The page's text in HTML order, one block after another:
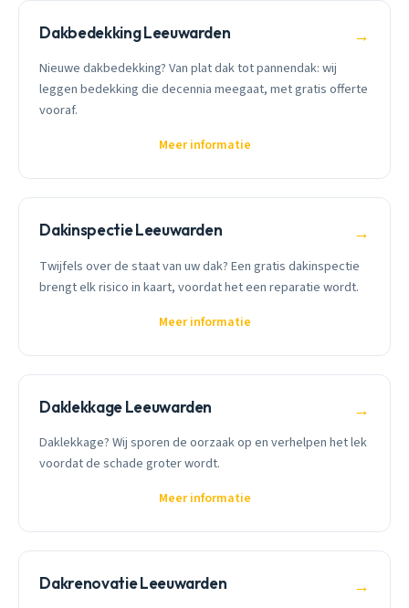
Dakbedekking Leeuwarden →
Nieuwe dakbedekking? Van plat dak tot pannendak: wij
leggen bedekking die decennia meegaat, met gratis offerte
vooraf.
Meer informatie
Dakinspectie Leeuwarden →
Twijfels over de staat van uw dak? Een gratis dakinspectie
brengt elk risico in kaart, voordat het een reparatie wordt.
Meer informatie
Daklekkage Leeuwarden →
Daklekkage? Wij sporen de oorzaak op en verhelpen het lek
voordat de schade groter wordt.
Meer informatie
Dakrenovatie Leeuwarden →